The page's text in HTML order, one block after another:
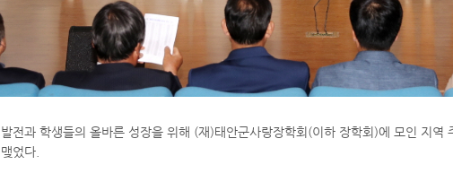
전과 학생들의 올바른 성장을 위해 (재)태안군사랑장학회(이하 장학회)에 모인 지역
었다.